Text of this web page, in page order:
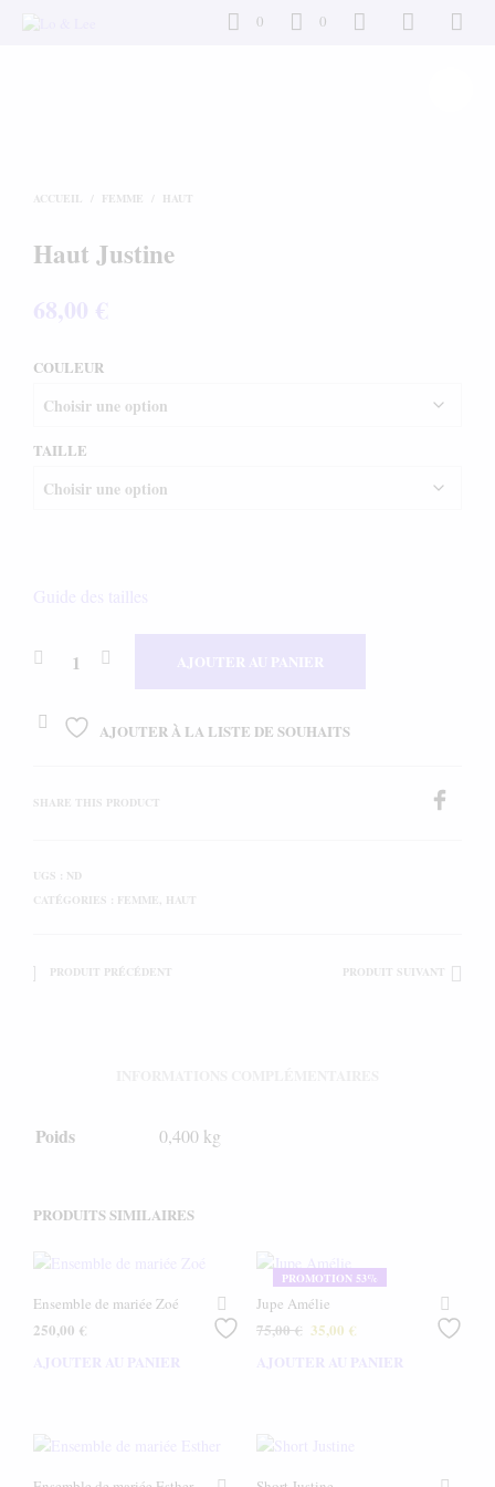
0 0
ACCUEIL FEMME HAUT
Haut Justine
68,00 €
COULEUR
TAILLE
Guide des tailles
AJOUTER AU PANIER
AJOUTER À LA LISTE DE SOUHAITS
SHARE THIS PRODUCT
UGS : ND
CATÉGORIES : FEMME, HAUT
PRODUIT PRÉCÉDENT PRODUIT SUIVANT
Poids 0,400 kg
PRODUITS SIMILAIRES
Ensemble de mariée Zoé
250,00 €
AJOUTER AU PANIER
PROMOTION 53%
Jupe Amélie
75,00€ Le
initial
35,00 €Le
actuel
AJOUTER AU PANIER